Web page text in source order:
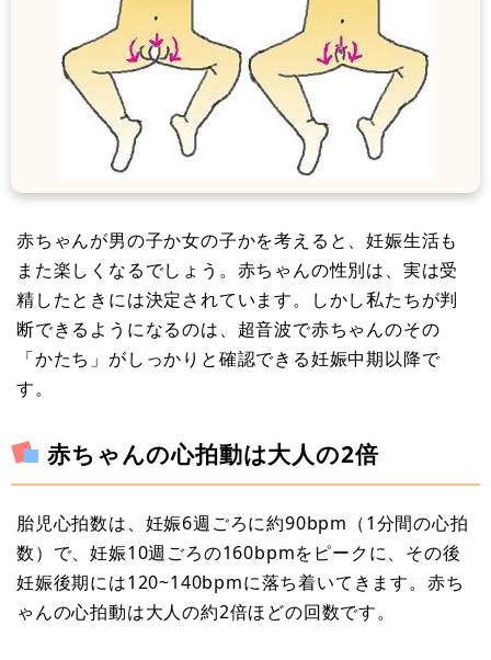
赤ちゃんが男の子か女の子かを考えると、妊娠生活も
また楽しくなるでしょう。赤ちゃんの性別は、実は受
精したときには決定されています。しかし私たちが判
断できるようになるのは、超音波で赤ちゃんのその
「かたち」がしっかりと確認できる妊娠中期以降で
す。
赤ちゃんの心拍動は大人の2倍
胎児心拍数は、妊娠6週ごろに約90bpm（1分間の心拍
数）で、妊娠10週ごろの160bpmをピークに、その後
妊娠後期には120~140bpmに落ち着いてきます。赤ち
ゃんの心拍動は大人の約2倍ほどの回数です。